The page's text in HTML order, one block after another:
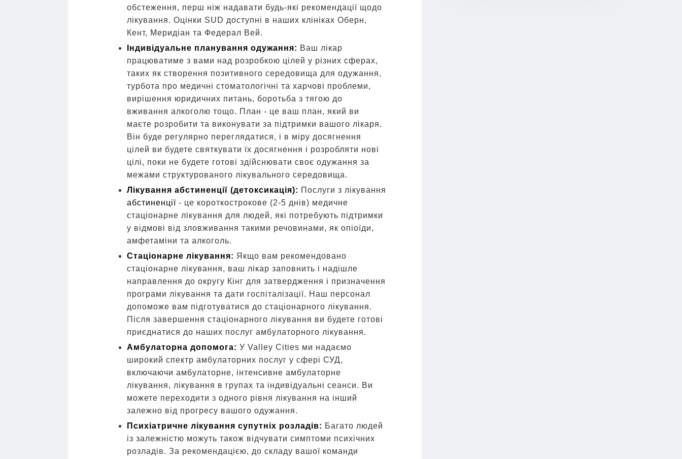
обстеження, перш ніж надавати будь-які рекомендації щодо
лікування. Оцінки SUD доступні в наших клініках Оберн,
Кент, Меридіан та Федерал Вей.
Індивідуальне планування одужання: Ваш лікар
працюватиме з вами над розробкою цілей у різних сферах,
таких як створення позитивного середовища для одужання,
турбота про медичні стоматологічні та харчові проблеми,
вирішення юридичних питань, боротьба з тягою до
вживання алкоголю тощо. План - це ваш план, який ви
маєте розробити та виконувати за підтримки вашого лікаря.
Він буде регулярно переглядатися, і в міру досягнення
цілей ви будете святкувати їх досягнення і розробляти нові
цілі, поки не будете готові здійснювати своє одужання за
межами структурованого лікувального середовища.
Лікування абстиненції (детоксикація): Послуги з лікування
абстиненції- це короткострокове (2-5 днів) медичне
стаціонарне лікування для людей, які потребують підтримки
у відмові від зловживання такими речовинами, як опіоїди,
амфетаміни та алкоголь.
Стаціонарне лікування: Якщо вам рекомендовано
стаціонарне лікування, ваш лікар заповнить і надішле
направлення до округу Кінг для затвердження і призначення
програми лікування та дати госпіталізації. Наш персонал
допоможе вам підготуватися до стаціонарного лікування.
Після завершення стаціонарного лікування ви будете готові
приєднатися до наших послуг амбулаторного лікування.
Амбулаторна допомога:У Valley Cities ми надаємо
широкий спектр амбулаторних послуг у сфері СУД,
включаючи амбулаторне, інтенсивне амбулаторне
лікування, лікування в групах та індивідуальні сеанси. Ви
можете переходити з одного рівня лікування на інший
залежно від прогресу вашого одужання.
Психіатричне лікування супутніх розладів: Багато людей
із залежністю можуть також відчувати симптоми психічних
розладів. За рекомендацією, до складу вашої команди